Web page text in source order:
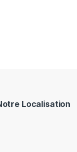
Localisation